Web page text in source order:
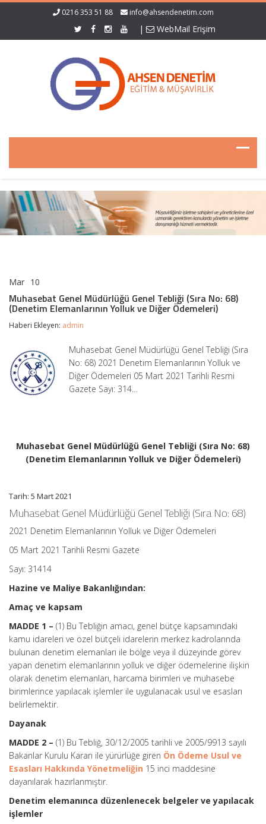
0216 353 51 88 info@ahsendenetim.com
| WebMail Erişim
Mar 10
Müdürlüğü
Genel
Tebliği
(Denetim
Elemanlarının
Yolluk
Muhasebat Genel Müdürlüğü Genel Tebliği (Sıra No: 68)
(Denetim Elemanlarının Yolluk ve Diğer Ödemeleri)
Haberi Ekleyen: admin
Muhasebat Genel Müdürlüğü Genel Tebliği (Sıra
No: 68) 2021 Denetim Elemanlarının Yolluk ve
Diğer Ödemeleri 05 Mart 2021 Tarihli Resmi
Gazete Sayı: 314…
Muhasebat Genel Müdürlüğü Genel Tebliği (Sıra No: 68)
(Denetim Elemanlarının Yolluk ve Diğer Ödemeleri)
Tarih: 5 Mart 2021
Muhasebat Genel Müdürlüğü Genel Tebliği (Sıra No: 68)
2021 Denetim Elemanlarının Yolluk ve Diğer Ödemeleri
05 Mart 2021 Tarihli Resmi Gazete
Sayı: 31414
Hazine ve Maliye Bakanlığından:
Amaç ve kapsam
MADDE 1 – (1) Bu Tebliğin amacı, genel bütçe kapsamındaki
kamu idareleri ve özel bütçeli idarelerin merkez kadrolarında
bulunan denetim elemanları ile bölge veya il düzeyinde görev
yapan denetim elemanlarının yolluk ve diğer ödemelerine ilişkin
olarak denetim elemanları, harcama birimleri ve muhasebe
birimlerince yapılacak işlemler ile uygulanacak usul ve esasları
belirlemektir.
Dayanak
MADDE 2 – (1) Bu Tebliğ, 30/12/2005 tarihli ve 2005/9913 sayılı
Bakanlar Kurulu Kararı ile yürürlüğe giren Ön Ödeme Usul ve
Esasları Hakkında Yönetmeliğin 15 inci maddesine
dayanılarak hazırlanmıştır.
Denetim elemanınca düzenlenecek belgeler ve yapılacak
işlemler